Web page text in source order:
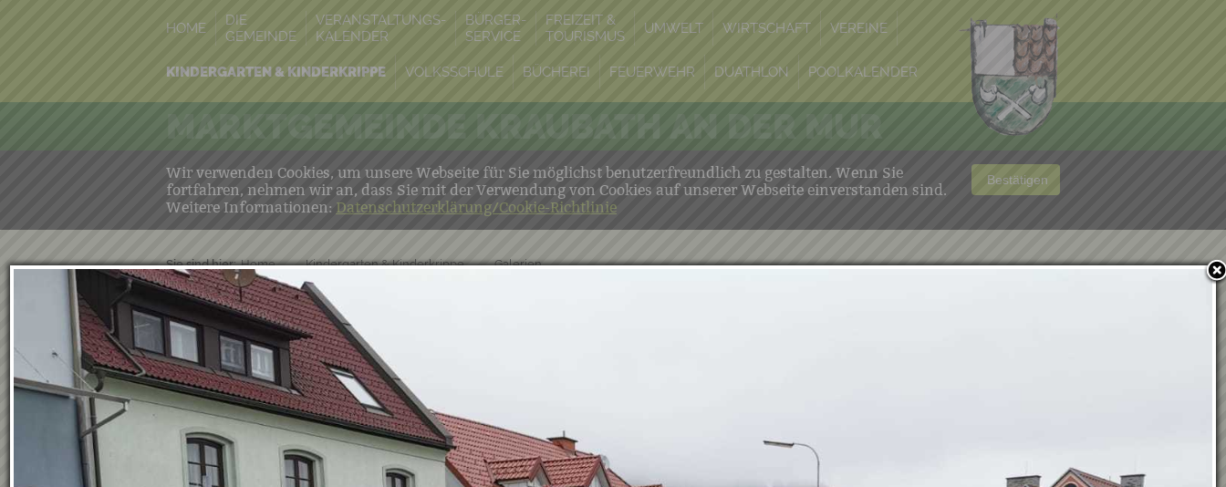
HOME
DIE
GEMEINDE
VERANSTALTUNGS-
KALENDER
BÜRGER-
SERVICE
FREIZEIT &
TOURISMUS
UMWELT WIRTSCHAFT VEREINE
KINDERGARTEN & KINDERKRIPPE VOLKSSCHULE BÜCHEREI FEUERWEHR DUATHLON POOLKALENDER
MARKTGEMEINDE KRAUBATH AN DER MUR
Wir verwenden Cookies, um unsere Webseite für Sie möglichst benutzerfreundlich zu gestalten. Wenn Sie
fortfahren, nehmen wir an, dass Sie mit der Verwendung von Cookies auf unserer Webseite einverstanden sind.
Weitere Informationen: Datenschutzerklärung/Cookie-Richtlinie
Bestätigen
Sie sind hier: Home → Kindergarten & Kinderkrippe → Galerien
Laternenfest 2020
11.11.2020